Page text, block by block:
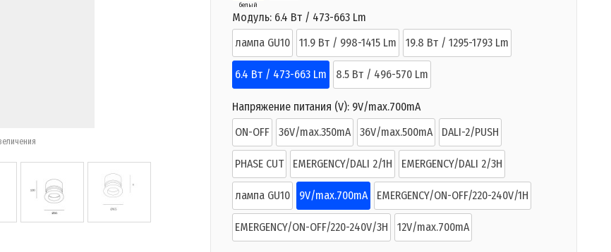
белый
Модуль: 6.4 Вт / 473-663 Lm
лампа GU10
11.9 Вт / 998-1415 Lm 19.8 Вт / 1295-1793 Lm
6.4 Вт / 473-663 Lm 8.5 Вт / 496-570 Lm
Напряжение питания (V): 9V/max.700mA
ON-OFF
36V/max.350mA 36V/max.500mA DALI-2/PUSH
PHASE CUT EMERGENCY/DALI 2/1H EMERGENCY/DALI 2/3H
лампа GU10 9V/max.700mA EMERGENCY/ON-OFF/220-240V/1H
EMERGENCY/ON-OFF/220-240V/3H 12V/max.700mA